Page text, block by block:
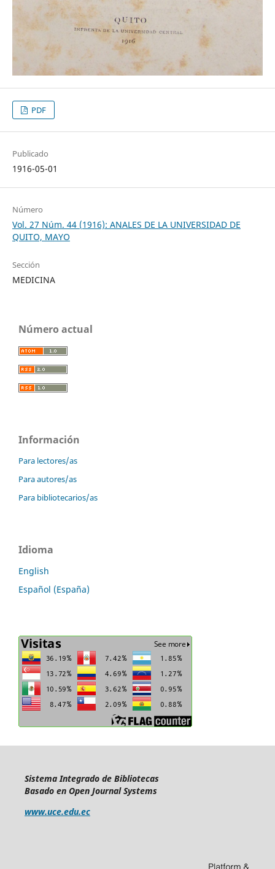
PDF
Publicado
1916-05-01
Número
Vol. 27 Núm. 44 (1916): ANALES DE LA UNIVERSIDAD DE
QUITO, MAYO
Sección
MEDICINA
Número actual
Información
Para lectores/as
Para autores/as
Para bibliotecarios/as
Idioma
English
Español (España)
Sistema Integrado de Bibliotecas
Basado en Open Journal Systems
www.uce.edu.ec